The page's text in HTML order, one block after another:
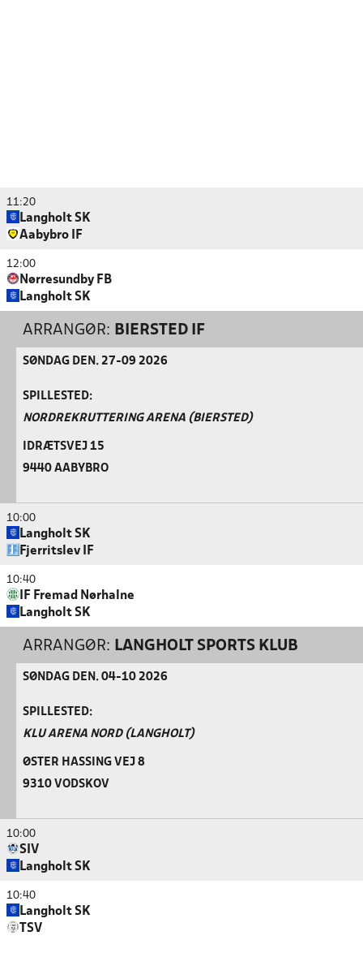
11:20
Langholt SK
Aabybro IF
12:00
Nørresundby FB
Langholt SK
ARRANGØR: BIERSTED IF
SØNDAG DEN. 27-09 2026
SPILLESTED:
NORDREKRUTTERING ARENA (BIERSTED)
IDRÆTSVEJ 15
9440 AABYBRO
10:00
Langholt SK
Fjerritslev IF
10:40
IF Fremad Nørhalne
Langholt SK
ARRANGØR: LANGHOLT SPORTS KLUB
SØNDAG DEN. 04-10 2026
SPILLESTED:
KLU ARENA NORD (LANGHOLT)
ØSTER HASSING VEJ 8
9310 VODSKOV
10:00
SIV
Langholt SK
10:40
Langholt SK
TSV